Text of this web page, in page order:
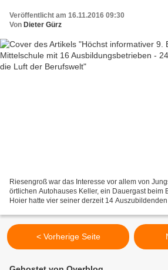
Veröffentlicht am 16.11.2016 09:30
Von Dieter Gürz
Riesengroß war das Interesse vor allem von
örtlichen Autohauses Keller, ein Dauergast beim
Hoier hatte vier seiner derzeit 14
< Vorherige Seite